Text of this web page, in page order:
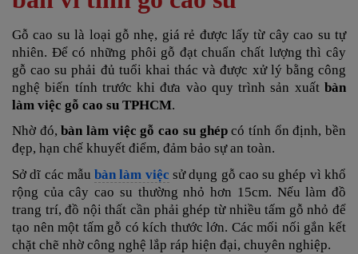
Gỗ cao su là loại gỗ nhẹ, giá rẻ được lấy từ cây cao su tự
nhiên. Để có những phôi gỗ đạt chuẩn chất lượng thì cây
gỗ cao su phải đủ tuổi khai thác và được xử lý bằng công
nghệ biến tính trước khi đưa vào quy trình sản xuất bàn
làm việc gỗ cao su TPHCM.
Nhờ đó,bàn làm việc gỗ cao su ghépcó tính ổn định, bền
đẹp, hạn chế khuyết điểm, đảm bảo sự an toàn.
Sở dĩ các mẫubàn làm việc sử dụng gỗ cao su ghép vì khổ
rộng của cây cao su thường nhỏ hơn 15cm. Nếu làm đồ
trang trí, đồ nội thất cần phải ghép từ nhiều tấm gỗ nhỏ để
tạo nên một tấm gỗ có kích thước lớn. Các mối nối gắn kết
chặt chẽ nhờ công nghệ lắp ráp hiện đại, chuyên nghiệp.